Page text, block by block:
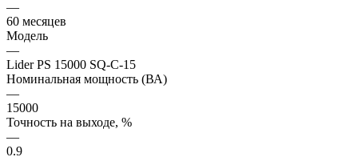
—
60 месяцев
Модель
—
Lider PS 15000 SQ-C-15
Номинальная мощность (ВА)
—
15000
Точность на выходе, %
—
0.9